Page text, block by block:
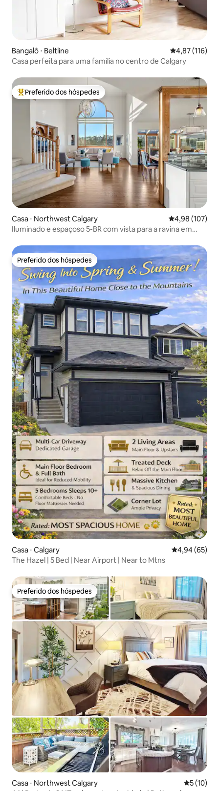
Bangalô ⋅ Beltline 4,87 de uma
4,87 (116)
Casa perfeita para uma família no centro de Calgary
Entre os melhores preferidos dos hóspedes
Preferido dos hóspedes
Casa ⋅ Northwest Calgary 4,98 de uma
4,98 (107)
Iluminado e espaçoso 5-BR com vista para a ravina em
Preferido dos hóspedes
Preferido dos hóspedes
Casa ⋅ Calgary 4,94 de uma
4,94 (65)
The Hazel | 5 Bed | Near Airport | Near to Mtns
Preferido dos hóspedes
Preferido dos hóspedes
Casa ⋅ Northwest Calgary 5 de uma
5 (10)